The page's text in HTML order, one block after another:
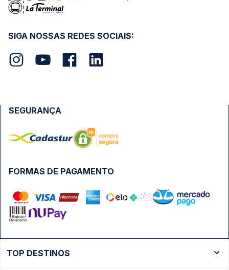
SIGA NOSSAS REDES SOCIAIS:
FORMAS DE PAGAMENTO
SEGURANÇA
TOP DESTINOS